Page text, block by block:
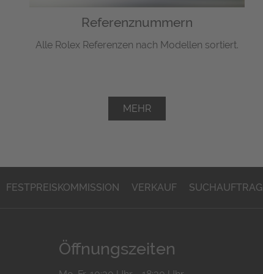
Referenznummern
Alle Rolex Referenzen nach Modellen sortiert.
MEHR
FESTPREISKOMMISSION VERKAUF SUCHAUFTRAG
Öffnungszeiten